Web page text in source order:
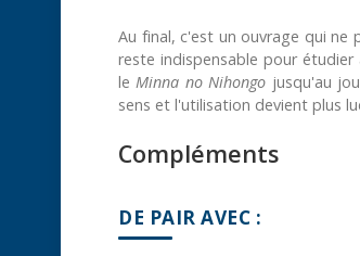
Au final, c'est un ouvrage qui ne
reste indispensable pour
leMinna no Nihongo jusqu'au
sens et l'utilisation devient plus
Compléments
DE PAIR AVEC :